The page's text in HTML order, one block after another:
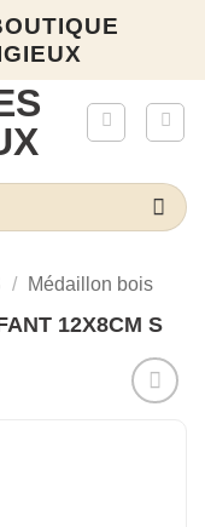
/ Médaillon bois
12X8CM S